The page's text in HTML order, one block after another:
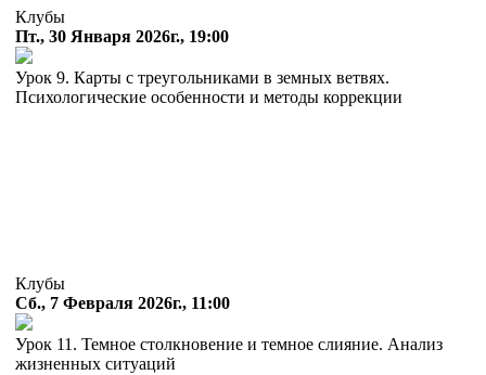
Клубы
Пт., 30 Января 2026г., 19:00
Урок 9. Карты с треугольниками в земных ветвях.
Психологические особенности и методы коррекции
Клубы
Сб., 7 Февраля 2026г., 11:00
Урок 11. Темное столкновение и темное слияние. Анализ
жизненных ситуаций